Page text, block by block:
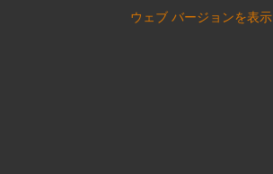
ウェブ バージョンを表示